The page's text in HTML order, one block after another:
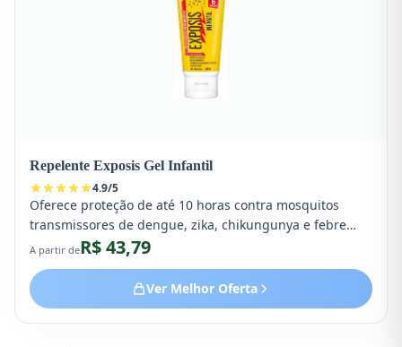
Repelente Exposis Gel Infantil
4.9/5
Oferece proteção de até 10 horas contra mosquitos
transmissores de dengue, zika, chikungunya e febre
amarela, garantindo ampla proteção.
A partir deR$ 43,79
Ver Melhor Oferta